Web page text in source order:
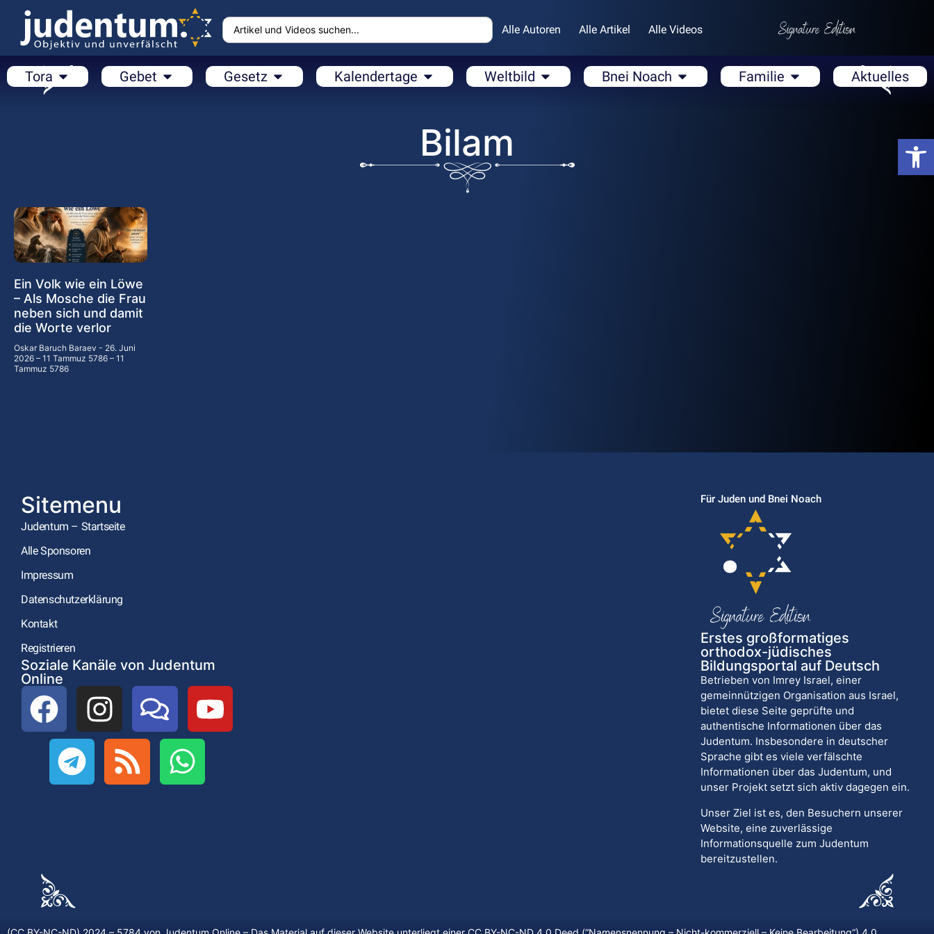
Alle Autoren Alle Artikel Alle Videos
Tora Gebet Gesetz Kalendertage Weltbild Bnei Noach Familie Aktuelles
Bilam
Ein Volk wie ein Löwe
– Als Mosche die Frau
neben sich und damit
die Worte verlor
Oskar Baruch Baraev
26. Juni
2026 – 11 Tammuz 5786 – 11
Tammuz 5786
Sitemenu
Judentum – Startseite
Alle Sponsoren
Impressum
Datenschutzerklärung
Kontakt
Registrieren
Soziale Kanäle von Judentum
Online
Für Juden und Bnei Noach
Erstes großformatiges
orthodox-jüdisches
Bildungsportal auf Deutsch
Betrieben von Imrey Israel, einer
gemeinnützigen Organisation aus Israel,
bietet diese Seite geprüfte und
authentische Informationen über das
Judentum. Insbesondere in deutscher
Sprache gibt es viele verfälschte
Informationen über das Judentum, und
unser Projekt setzt sich aktiv dagegen ein.
Unser Ziel ist es, den Besuchern unserer
Website, eine zuverlässige
Informationsquelle zum Judentum
bereitzustellen.